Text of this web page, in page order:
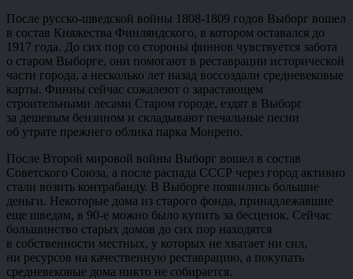
После русско-шведской войны 1808-1809 годов Выборг вошел
в состав Княжества Финляндского, в котором оставался до
1917 года. До сих пор со стороны финнов чувствуется забота
о старом Выборге, они помогают в реставрации исторической
части города, а несколько лет назад воссоздали средневековые
карты. Финны сейчас сожалеют о зарастающем
строительными лесами Старом городе, ездят в Выборг
за дешевым бензином и складывают печальные песни
об утрате прежнего облика парка Монрепо.
После Второй мировой войны Выборг вошел в состав
Советского Союза, а после распада СССР через город активно
стали возить контрабанду. В Выборге появились большие
деньги. Некоторые дома из старого фонда, принадлежавшие
еще шведам, в 90-е можно было купить за бесценок. Сейчас
большинство старых домов до сих пор находятся
в собственности местных, у которых не хватает ни сил,
ни ресурсов на качественную реставрацию, а покупать
средневековые дома никто не собирается.